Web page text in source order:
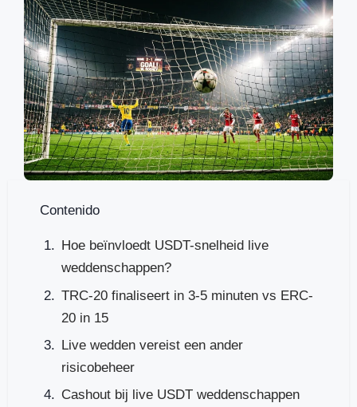
Contenido
Hoe beïnvloedt USDT-snelheid live
weddenschappen?
TRC-20 finaliseert in 3-5 minuten vs ERC-
20 in 15
Live wedden vereist een ander
risicobeheer
Cashout bij live USDT weddenschappen